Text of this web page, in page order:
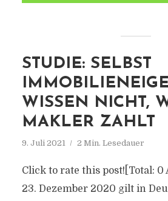
STUDIE: SELBST
WISSEN NICHT,
MAKLER ZAHLT
9. Juli 2021 2 Min. Lesedauer
Click to rate this post![Total: 0
23. Dezember 2020 gilt in